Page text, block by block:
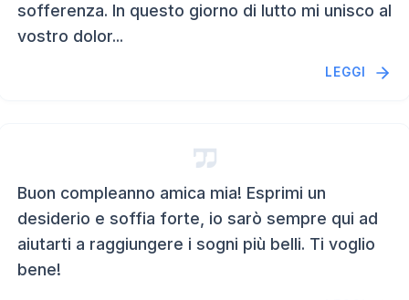
sofferenza. In questo giorno di lutto mi unisco al
vostro dolor...
LEGGI
Buon compleanno amica mia! Esprimi un
desiderio e soffia forte, io sarò sempre qui ad
aiutarti a raggiungere i sogni più belli. Ti voglio
bene!